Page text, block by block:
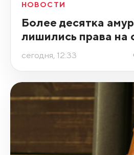
НОВОСТИ
Более десятка
лишились права на
сегодня, 12:33